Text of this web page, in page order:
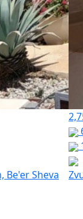
Be'er Sheva